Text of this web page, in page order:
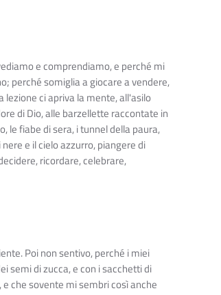
e comprendiamo, e perché mi
perché somiglia a giocare a vendere,
lezione ci apriva la mente, all'asilo
di Dio, alle barzellette raccontate in
le fiabe di sera, i tunnel della paura,
e il cielo azzurro, piangere di
ricordare, celebrare,
Poi non sentivo, perché i miei
semi di zucca, e con i sacchetti di
che sovente mi sembri così anche